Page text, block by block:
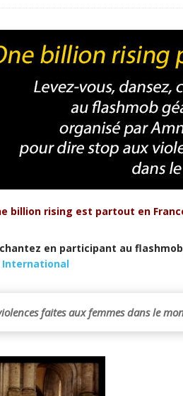
billion rising est partout en
en participant au
International
faites aux femmes dans le